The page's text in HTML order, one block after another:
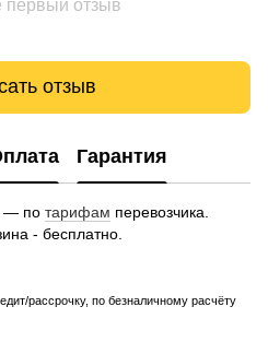
первый отзыв
отзыв
Гарантия
— по тарифам перевозчика.
- бесплатно.
рассрочку, по безналичному расчёту